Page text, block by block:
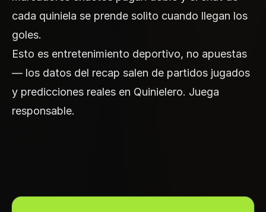
cada quiniela se prende solito cuando llegan los
goles.
Esto es entretenimiento deportivo, no apuestas
— los datos del recap salen de partidos jugados
y predicciones reales en Quinielero. Juega
responsable.